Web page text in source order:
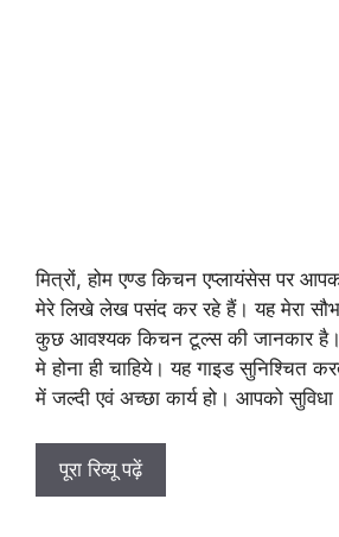
मित्रों, होम एण्ड किचन एप्लायंसेस पर
मेरे लिखे लेख पसंद कर रहे हैं। यह मेरा
कुछ आवश्यक किचन टूल्स की जानकार है।
मे होना ही चाहिये। यह गाइड सुनिश्चित
में जल्दी एवं अच्छा कार्य हो। आपको
पूरा रिव्यू पढ़ें